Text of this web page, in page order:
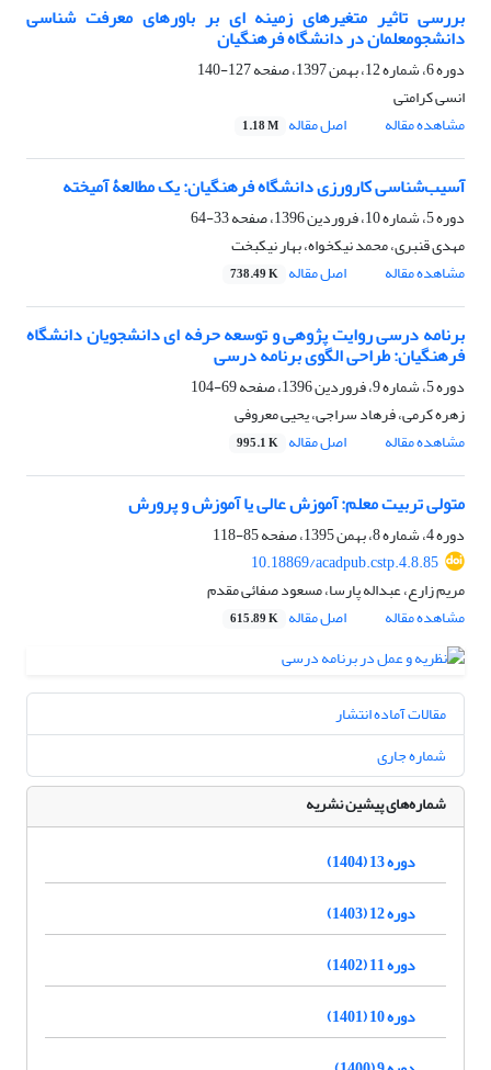
بررسی تاثیر متغیرهای زمینه ای بر باورهای معرفت شناسی
دانشجومعلمان در دانشگاه فرهنگیان
دوره 6، شماره 12، بهمن 1397، صفحه
127-140
انسی کرامتی
مشاهده مقاله
اصل مقاله 1.18 M
آسیب‌شناسی کارورزی دانشگاه فرهنگیان: یک مطالعۀ آمیخته
دوره 5، شماره 10، فروردین 1396، صفحه
33-64
مهدی قنبری، محمد نیکخواه، بهار نیکبخت
مشاهده مقاله
اصل مقاله 738.49 K
برنامه درسی روایت پژوهی و توسعه حرفه ای دانشجویان دانشگاه
فرهنگیان: طراحی الگوی برنامه درسی
دوره 5، شماره 9، فروردین 1396، صفحه
69-104
زهره کرمی، فرهاد سراجی، یحیی معروفی
مشاهده مقاله
اصل مقاله 995.1 K
متولی تربیت معلم: آموزش عالی یا آموزش و پرورش
دوره 4، شماره 8، بهمن 1395، صفحه
85-118
‎10.18869/acadpub.cstp.4.8.85
مریم زارع، عبداله پارسا، مسعود صفائی مقدم
مشاهده مقاله
اصل مقاله 615.89 K
مقالات آماده انتشار
شماره جاری
شماره‌های پیشین نشریه
دوره 13 (1404)
دوره 12 (1403)
دوره 11 (1402)
دوره 10 (1401)